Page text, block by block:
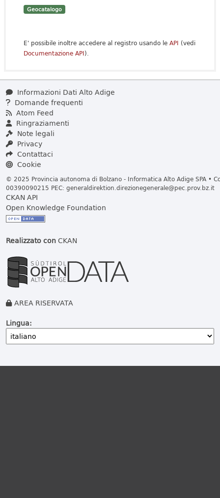
Geocatalogo
E' possibile inoltre accedere al registro usando le API (vedi
Documentazione API).
Informazioni Dati Alto Adige
Domande frequenti
Atom Feed
Ringraziamenti
Note legali
Privacy
Contattaci
Cookie
© 2025 Provincia autonoma di Bolzano - Informatica Alto Adige SPA •
00390090215 PEC: generaldirektion.direzionegenerale@pec.prov.bz.it
CKAN API
Open Knowledge Foundation
Realizzato conCKAN
AREA RISERVATA
Lingua